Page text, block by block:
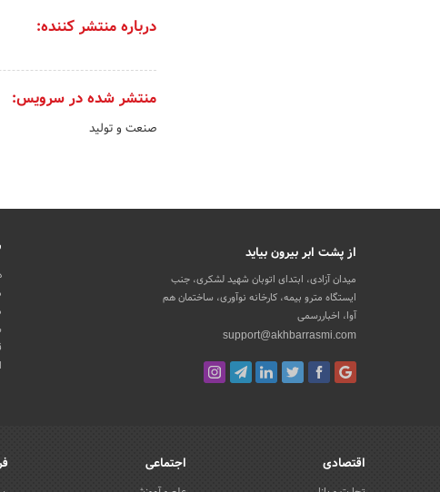
درباره منتشر کننده:
منتشر شده در سرویس:
صنعت و تولید
از پشت ابر بیرون بیاید
میدان آزادی، ابتدای اتوبان شهید لشکری، جنب
ایستگاه مترو بیمه، کارخانه نوآوری، ساختمان هم
آوا، اخباررسمی
support@akhbarrasmi.com
اقتصادی اجتماعی